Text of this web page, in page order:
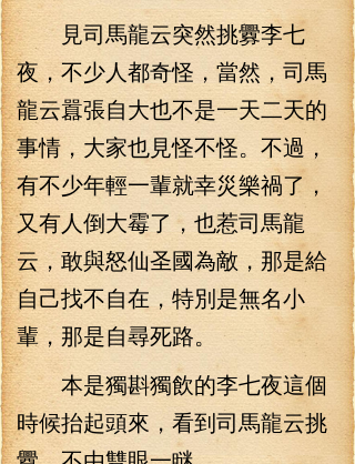
見司馬龍云突然挑釁李七
夜，不少人都奇怪，當然，司馬
龍云囂張自大也不是一天二天的
事情，大家也見怪不怪。不過，
有不少年輕一輩就幸災樂禍了，
又有人倒大霉了，也惹司馬龍
云，敢與怒仙圣國為敵，那是給
自己找不自在，特別是無名小
輩，那是自尋死路。
本是獨斟獨飲的李七夜這個
時候抬起頭來，看到司馬龍云挑